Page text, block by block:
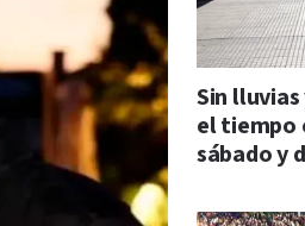
Sin
el tiempo
sábado y